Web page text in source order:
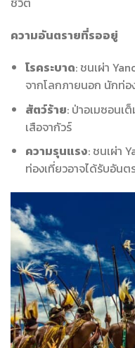
ความอันตรายที่รออยู่
โรคระบาด: ชนเผ่า
จากโลกภายนอก นักท่อ
สัตว์ร้าย: ป่าอเมซอนเ
เสือจากัวร์
ความรุนแรง: ชนเผ่า
ท่องเที่ยวอาจได้รับอันต